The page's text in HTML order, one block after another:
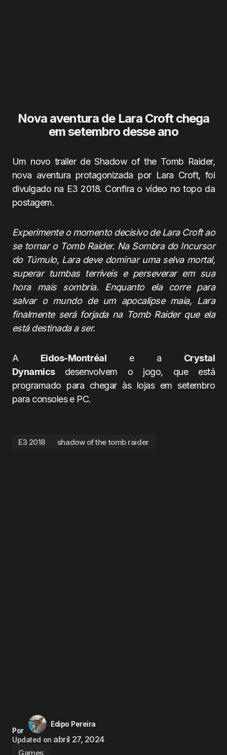
Nova aventura de Lara Croft chega
em setembro desse ano
Um novo trailer de Shadow of the Tomb Raider,
nova aventura protagonizada por Lara Croft, foi
divulgado na E3 2018. Confira o vídeo no topo da
postagem.
Experimente o momento decisivo de Lara Croft ao
se tornar o Tomb Raider. Na Sombra do Incursor
do Túmulo, Lara deve dominar uma selva mortal,
superar tumbas terríveis e perseverar em sua
hora mais sombria. Enquanto ela corre para
salvar o mundo de um apocalipse maia, Lara
finalmente será forjada na Tomb Raider que ela
está destinada a ser.
A Eidos-Montréal e a Crystal
Dynamics desenvolvem o jogo, que está
programado para chegar às lojas em setembro
para consoles e PC.
E3 2018 shadow of the tomb raider
Por
Edipo Pereira
Updated on abril 27, 2024
Games